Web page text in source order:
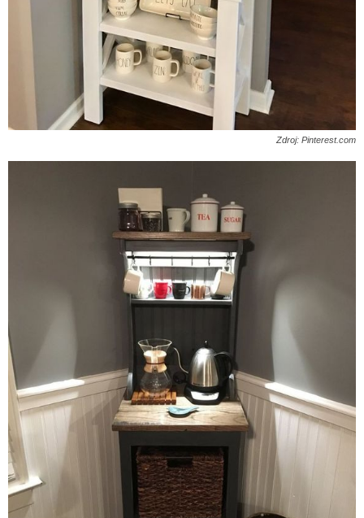
Zdroj: Pinterest.com